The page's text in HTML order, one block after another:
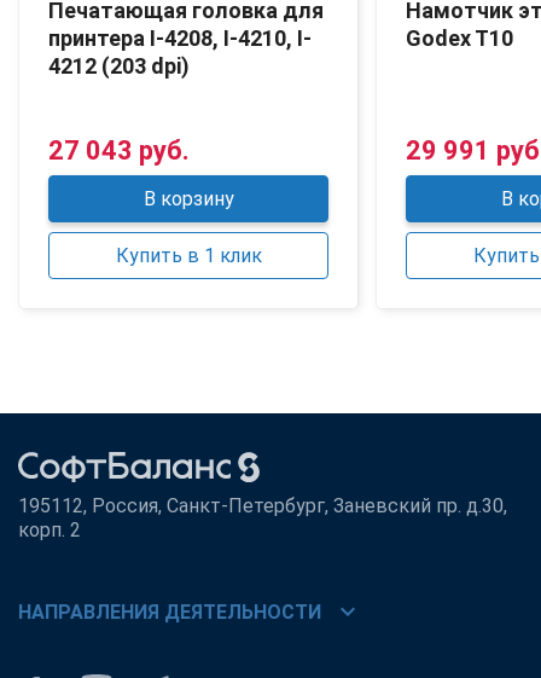
Печатающая головка для
принтера I-4208, I-4210, I-
4212 (203 dpi)
27 043 руб.
В корзину
Купить в 1 клик
Намотчик
Godex T10
29 991
В
195112, Россия, Санкт-Петербург, Заневский пр. д.30,
корп. 2
НАПРАВЛЕНИЯ ДЕЯТЕЛЬНОСТИ chevron_right